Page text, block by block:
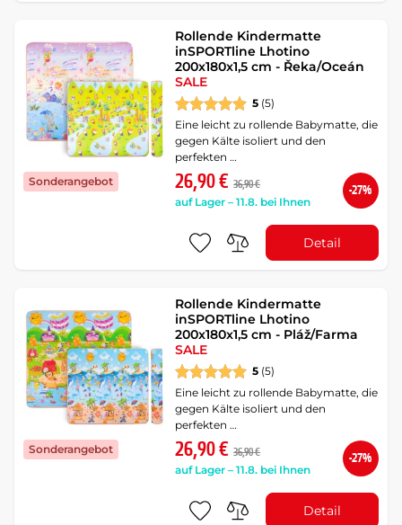
Sonderangebot
Rollende Kindermatte
inSPORTline Lhotino
200x180x1,5 cm - Řeka/Oceán
SALE
5 (5)
Eine leicht zu rollende Babymatte, die
gegen Kälte isoliert und den
perfekten …
26,90 € 36,90 €
auf Lager – 11.8. bei Ihnen
-27%
Detail
Sonderangebot
Rollende Kindermatte
inSPORTline Lhotino
200x180x1,5 cm - Pláž/Farma
SALE
5 (5)
Eine leicht zu rollende Babymatte, die
gegen Kälte isoliert und den
perfekten …
26,90 € 36,90 €
auf Lager – 11.8. bei Ihnen
-27%
Detail